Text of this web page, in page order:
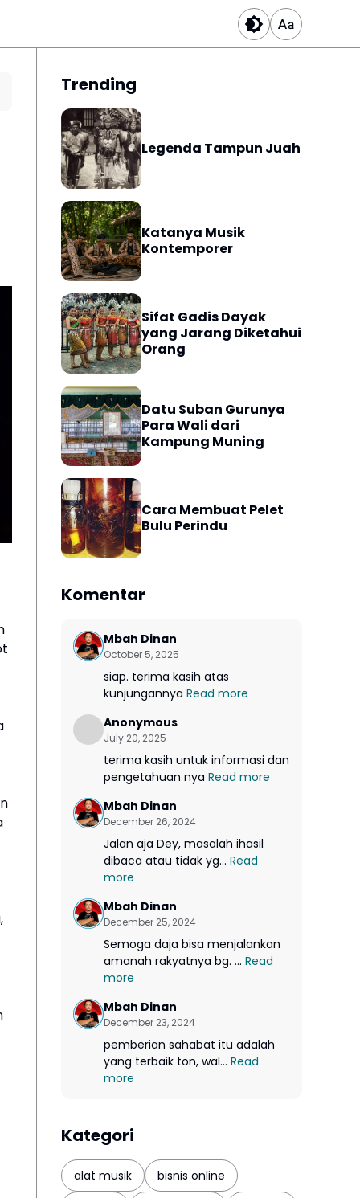
Trending
Legenda Tampun Juah
Katanya Musik
Kontemporer
Sifat Gadis Dayak
yang Jarang Diketahui
Orang
Datu Suban Gurunya
Para Wali dari
Kampung Muning
Cara Membuat Pelet
Bulu Perindu
Komentar
Mbah Dinan
October 5, 2025
siap. terima kasih atas
kunjungannya Read more
Anonymous
July 20, 2025
terima kasih untuk informasi dan
pengetahuan nya Read more
Mbah Dinan
December 26, 2024
Jalan aja Dey, masalah ihasil
dibaca atau tidak yg... Read
more
Mbah Dinan
December 25, 2024
Semoga daja bisa menjalankan
amanah rakyatnya bg. ... Read
more
Mbah Dinan
December 23, 2024
pemberian sahabat itu adalah
yang terbaik ton, wal... Read
more
Kategori
alat musik
bisnis online